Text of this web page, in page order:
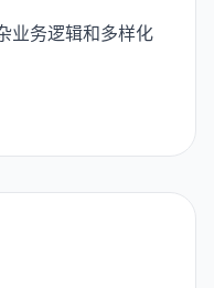
业务逻辑和多样化